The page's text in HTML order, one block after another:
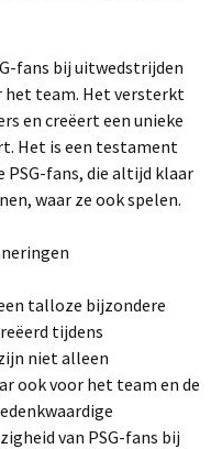
fans bij uitwedstrijden
het team. Het versterkt
en creëert een unieke
Het is een testament
PSG-fans, die altijd klaar
waar ze ook spelen.
talloze bijzondere
tijdens
niet alleen
ook voor het team en de
van PSG-fans bij